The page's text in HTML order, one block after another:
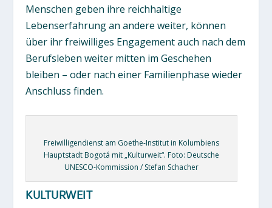
Menschen geben ihre reichhaltige
Lebenserfahrung an andere weiter, können
über ihr freiwilliges Engagement auch nach dem
Berufsleben weiter mitten im Geschehen
bleiben – oder nach einer Familienphase wieder
Anschluss finden.
Freiwilligendienst am Goethe-Institut in Kolumbiens
Hauptstadt Bogotá mit „Kulturweit“. Foto: Deutsche
UNESCO-Kommission / Stefan Schacher
KULTURWEIT